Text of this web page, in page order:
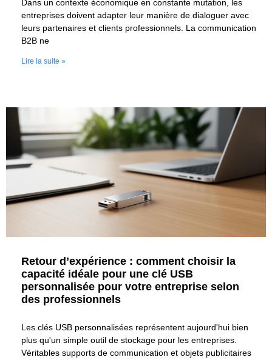
Dans un contexte économique en constante mutation, les
entreprises doivent adapter leur manière de dialoguer avec
leurs partenaires et clients professionnels. La communication
B2B ne
Lire la suite »
Retour d’expérience : comment choisir la
capacité idéale pour une clé USB
personnalisée pour votre entreprise selon
des professionnels
Les clés USB personnalisées représentent aujourd'hui bien
plus qu'un simple outil de stockage pour les entreprises.
Véritables supports de communication et objets publicitaires